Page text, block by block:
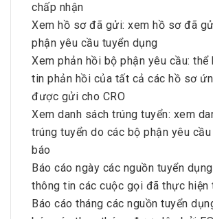
chấp nhận
Xem hồ sơ đã gửi: xem hồ sơ đã
phận yêu cầu tuyển dụng
Xem phản hồi bộ phận yêu cầu: thể
tin phản hồi của tất cả các hồ sơ
được gửi cho CRO
Xem danh sách trúng tuyển: xem
trúng tuyển do các bộ phận yêu
báo
Báo cáo ngày các nguồn tuyển
thông tin các cuộc gọi đã thực hiện
Báo cáo tháng các nguồn tuyển